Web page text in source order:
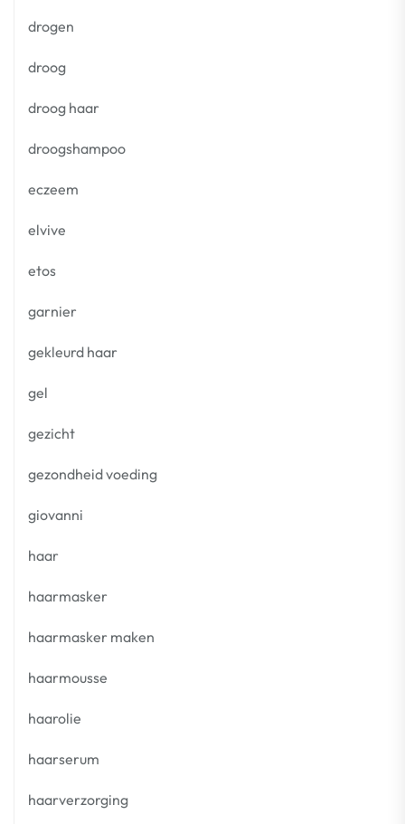
drogen
droog
droog haar
droogshampoo
eczeem
elvive
etos
garnier
gekleurd haar
gel
gezicht
gezondheid voeding
giovanni
haar
haarmasker
haarmasker maken
haarmousse
haarolie
haarserum
haarverzorging